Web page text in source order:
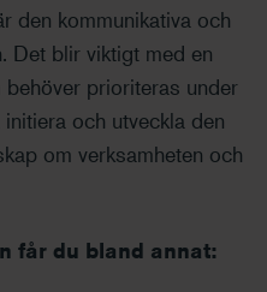
den kommunikativa och
Det blir viktigt med en
prioriteras under
och utveckla den
om verksamheten och
får du bland annat: